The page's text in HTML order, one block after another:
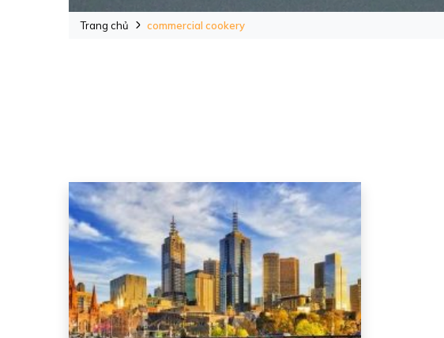
Trang chủ commercial cookery